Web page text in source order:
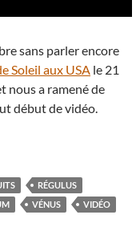
sans parler encore
Soleil aux USA le 21
nous a ramené de
début de vidéo.
célestes du
RÉGULUS
VÉNUS VIDÉO